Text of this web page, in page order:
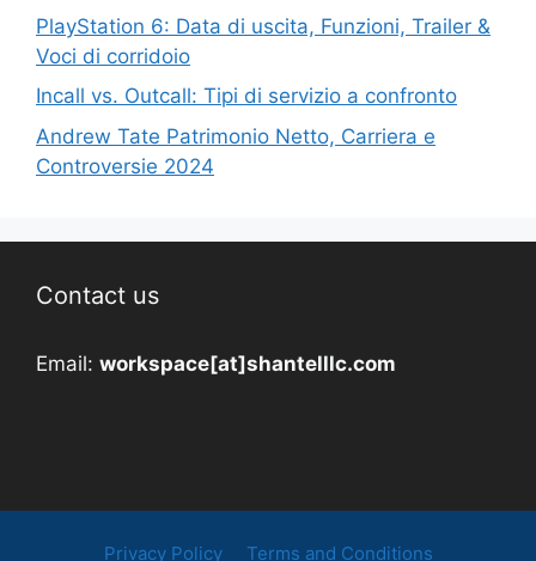
PlayStation 6: Data di uscita, Funzioni, Trailer &
Voci di corridoio
Incall vs. Outcall: Tipi di servizio a confronto
Andrew Tate Patrimonio Netto, Carriera e
Controversie 2024
Contact us
Email: workspace[at]shantelllc.com
Privacy Policy Terms and Conditions